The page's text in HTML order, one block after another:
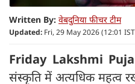
Written By: वेबदुनिया फीचर टीम
Updated: Fri, 29 May 2026 (12:01
Friday Lakshmi
संस्कृति में अत्यधिक महत्व